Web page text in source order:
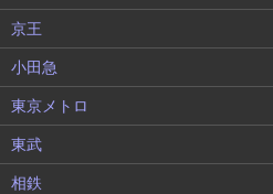
京王
小田急
東京メトロ
東武
相鉄